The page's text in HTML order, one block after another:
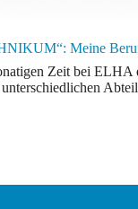
Meine
Zeit bei